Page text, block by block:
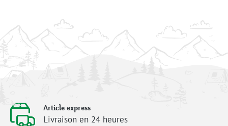
Article express
Livraison en 24 heures